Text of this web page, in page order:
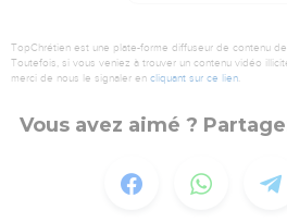
TopChrétien est une plate-forme diffuseur de contenu
Toutefois, si vous veniez à trouver un contenu vidéo
merci de nous le signaler en cliquant sur ce lien.
Vous avez aimé ?